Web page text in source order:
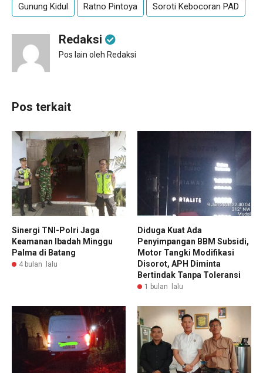
Gunung Kidul Ratno Pintoya Soroti Kebocoran PAD
Redaksi
Pos lain oleh Redaksi
Pos terkait
Sinergi TNI-Polri Jaga
Keamanan Ibadah Minggu
Palma di Batang
4 bulan lalu
Diduga Kuat Ada
Penyimpangan BBM Subsidi,
Motor Tangki Modifikasi
Disorot, APH Diminta
Bertindak Tanpa Toleransi
1 bulan lalu